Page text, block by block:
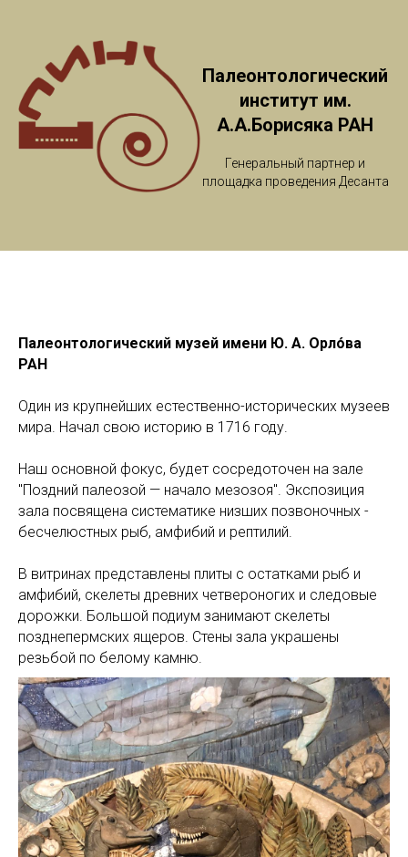
Палеонтологический
институт им.
А.А.Борисяка РАН
Генеральный партнер и
площадка проведения Десанта
Палеонтологический музей имени Ю. А. Орло́ва
РАН
Один из крупнейших естественно-исторических музеев
мира. Начал свою историю в 1716 году.
Наш основной фокус, будет сосредоточен на зале
"Поздний палеозой — начало мезозоя". Экспозиция
зала посвящена систематике низших позвоночных -
бесчелюстных рыб, амфибий и рептилий.
В витринах представлены плиты с остатками рыб и
амфибий, скелеты древних четвероногих и следовые
дорожки. Большой подиум занимают скелеты
позднепермских ящеров. Стены зала украшены
резьбой по белому камню.